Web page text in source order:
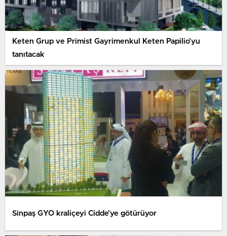
Keten Grup ve Primist Gayrimenkul Keten Papilio’yu
tanıtacak
Sinpaş GYO kraliçeyi Cidde’ye götürüyor